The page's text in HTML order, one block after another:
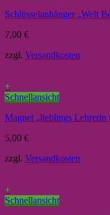
Schlüsselanhänger „Welt
7,00 €
zzgl. Versandkosten
+
Schnellansicht
Magnet „lieblings Lehrerin
5,00 €
zzgl. Versandkosten
+
Schnellansicht